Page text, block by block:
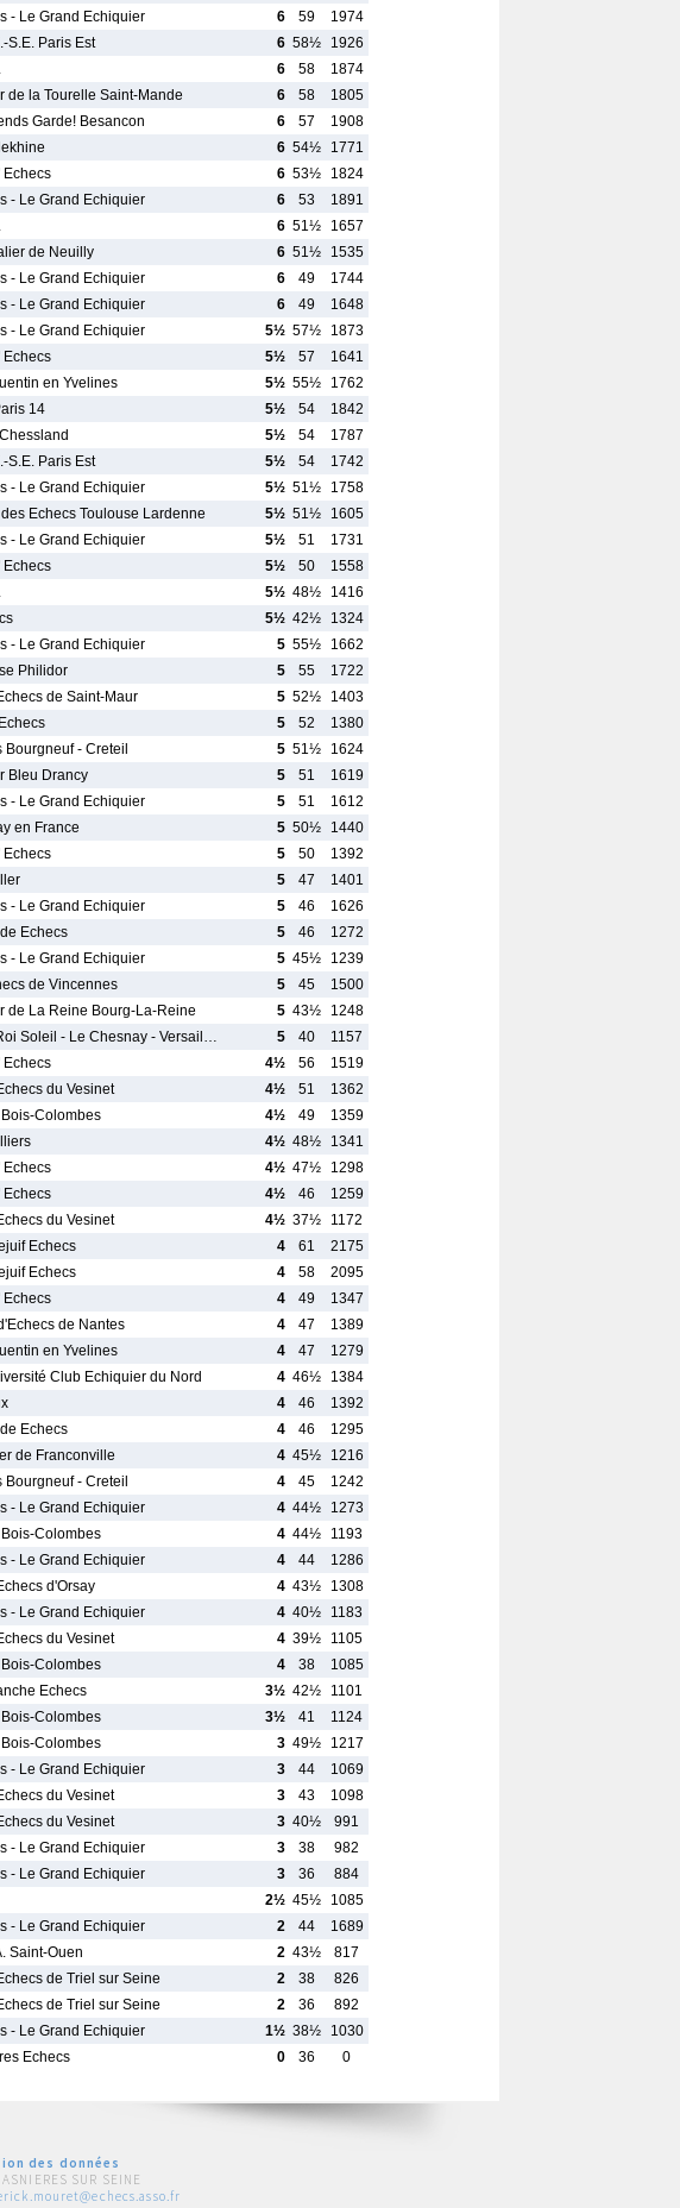
- Le Grand Echiquier 6 59
1974
S.E. Paris Est 6 58½
1926
6 58
1874
de la Tourelle Saint-Mande 6 58
1805
Garde! Besancon 6 57
1908
6 54½
1771
Echecs 6 53½
1824
- Le Grand Echiquier 6 53
1891
6 51½
1657
de Neuilly 6 51½
1535
- Le Grand Echiquier 6 49
1744
- Le Grand Echiquier 6 49
1648
- Le Grand Echiquier 5½ 57½
1873
Echecs 5½ 57
1641
en Yvelines 5½ 55½
1762
14 5½ 54
1842
5½ 54
1787
S.E. Paris Est 5½ 54
1742
- Le Grand Echiquier 5½ 51½
1758
Echecs Toulouse Lardenne 5½ 51½
1605
- Le Grand Echiquier 5½ 51
1731
Echecs 5½ 50
1558
5½ 48½
1416
5½ 42½
1324
- Le Grand Echiquier 5 55½
1662
Philidor 5 55
1722
de Saint-Maur 5 52½
1403
5 52
1380
Bourgneuf - Creteil 5 51½
1624
Bleu Drancy 5 51
1619
- Le Grand Echiquier 5 51
1612
en France 5 50½
1440
Echecs 5 50
1392
5 47
1401
- Le Grand Echiquier 5 46
1626
Echecs 5 46
1272
- Le Grand Echiquier 5 45½
1239
de Vincennes 5 45
1500
de La Reine Bourg-La-Reine 5 43½
1248
Soleil - Le Chesnay - Versail… 5 40
1157
Echecs 4½ 56
1519
du Vesinet 4½ 51
1362
Colombes 4½ 49
1359
4½ 48½
1341
Echecs 4½ 47½
1298
Echecs 4½ 46
1259
du Vesinet 4½ 37½
1172
Echecs 4 61
2175
Echecs 4 58
2095
Echecs 4 49
1347
de Nantes 4 47
1389
en Yvelines 4 47
1279
Club Echiquier du Nord 4 46½
1384
4 46
1392
Echecs 4 46
1295
de Franconville 4 45½
1216
Bourgneuf - Creteil 4 45
1242
- Le Grand Echiquier 4 44½
1273
Colombes 4 44½
1193
- Le Grand Echiquier 4 44
1286
d'Orsay 4 43½
1308
- Le Grand Echiquier 4 40½
1183
du Vesinet 4 39½
1105
Colombes 4 38
1085
Echecs 3½ 42½
1101
Colombes 3½ 41
1124
Colombes 3 49½
1217
- Le Grand Echiquier 3 44
1069
du Vesinet 3 43
1098
du Vesinet 3 40½
991
- Le Grand Echiquier 3 38
982
- Le Grand Echiquier 3 36
884
2½ 45½
1085
- Le Grand Echiquier 2 44
1689
Saint-Ouen 2 43½
817
de Triel sur Seine 2 38
826
de Triel sur Seine 2 36
892
- Le Grand Echiquier 1½ 38½
1030
Echecs 0 36 0
des données
SUR SEINE